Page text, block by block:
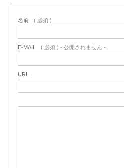
名前 ( 必須 )
E-MAIL ( 必須 ) - 公開されません -
URL